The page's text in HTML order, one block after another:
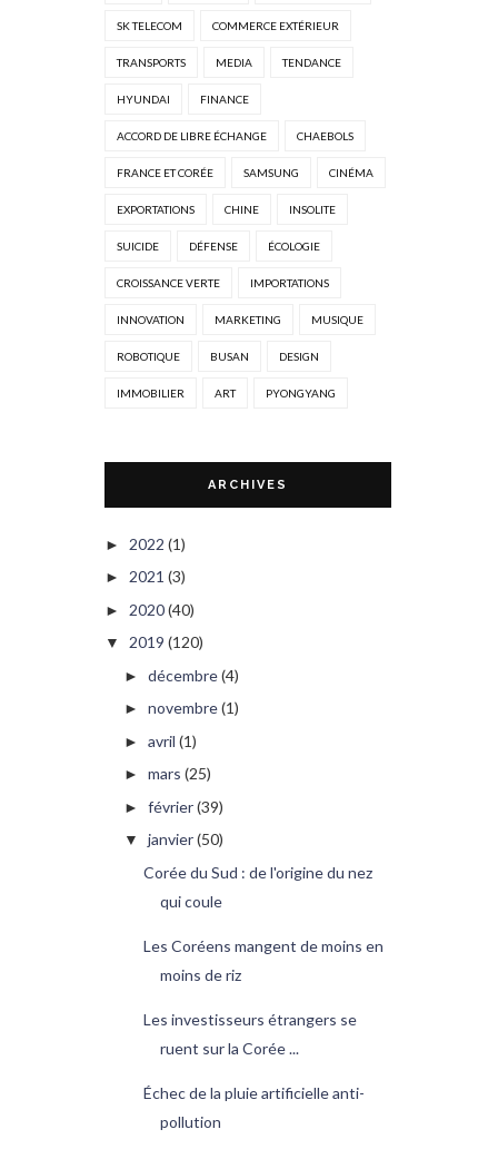
SK TELECOM COMMERCE EXTÉRIEUR
TRANSPORTS MEDIA TENDANCE
HYUNDAI FINANCE
ACCORD DE LIBRE ÉCHANGE CHAEBOLS
FRANCE ET CORÉE SAMSUNG CINÉMA
EXPORTATIONS CHINE INSOLITE
SUICIDE DÉFENSE ÉCOLOGIE
CROISSANCE VERTE IMPORTATIONS
INNOVATION MARKETING MUSIQUE
ROBOTIQUE BUSAN DESIGN
IMMOBILIER ART PYONGYANG
ARCHIVES
► 2022 (1)
► 2021 (3)
► 2020(40)
▼ 2019 (120)
► décembre(4)
► novembre(1)
► avril (1)
► mars (25)
► février(39)
▼ janvier(50)
Corée du Sud : de l'origine du nez
qui coule
Les Coréens mangent de moins en
moins de riz
Les investisseurs étrangers se
ruent sur la Corée ...
Échec de la pluie artificielle anti-
pollution